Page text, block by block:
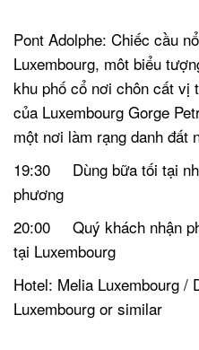
Pont Adolphe: Chiếc cầu
Luxembourg, môt biểu
khu phố cổ nơi chôn cất vị
của Luxembourg Gorge
một nơi làm rạng danh đất
19:30 Dùng bữa tối tại
phương
20:00 Quý khách nhận
tại Luxembourg
Hotel: Melia Luxembourg /
Luxembourg or similar